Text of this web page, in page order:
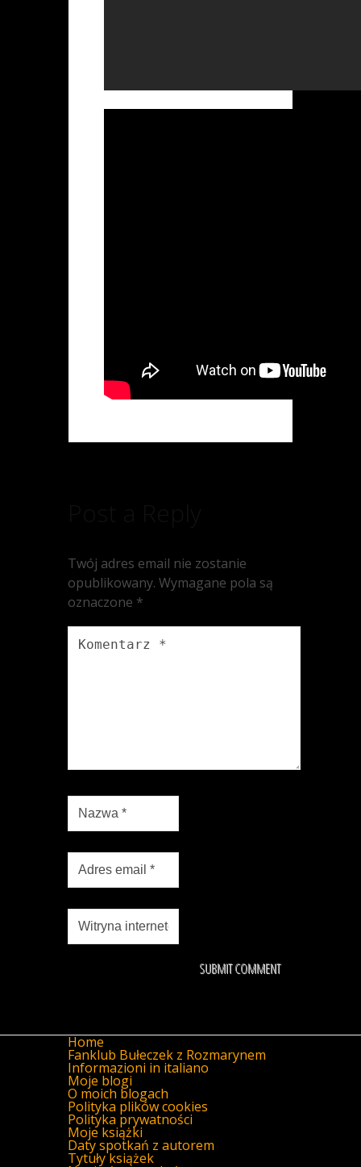
Twój adres email nie zostanie
opublikowany. Wymagane pola są
oznaczone *
Home
Fanklub Bułeczek z Rozmarynem
Informazioni in italiano
Moje blogi
O moich blogach
Polityka plików cookies
Polityka prywatności
Moje książki
Daty spotkań z autorem
Tytuły książek